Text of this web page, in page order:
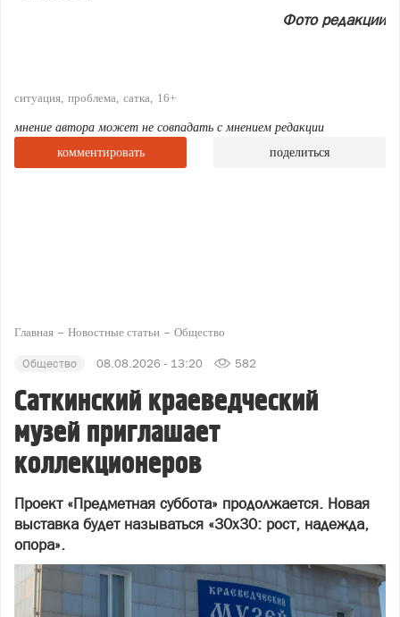
Фото редакции
ситуация проблема сатка 16+
мнение автора может не совпадать с мнением редакции
комментировать
поделиться
Главная Новостные статьи Общество
Общество 08.08.2026 - 13:20 582
Саткинский краеведческий
музей приглашает
коллекционеров
Проект «Предметная суббота» продолжается. Новая
выставка будет называться «30х30: рост, надежда,
опора».